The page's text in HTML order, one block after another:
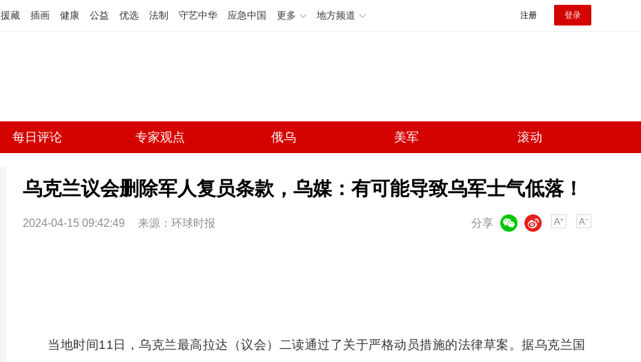
援藏 插画 健康 公益 优选 法制 守艺中华 应急中国 更多 地方频道 注册 登录
每日评论 专家观点 俄乌 美军 滚动
乌克兰议会删除军人复员条款，乌媒：有可能导致乌军士气低落！
2024-04-15 09:42:49 来源：环球时报 分享
微博
当地时间11日，乌克兰最高拉达（议会）二读通过了关于严格动员措施的法律草案。据乌克兰国